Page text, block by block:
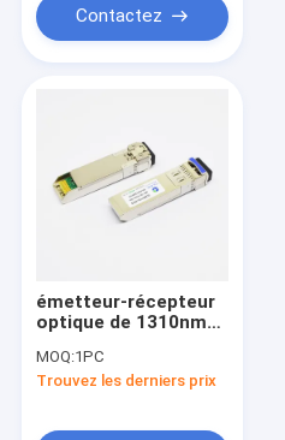
Contactez
émetteur-récepteur
optique de 1310nm
MOQ:1PC
Trouvez les derniers prix